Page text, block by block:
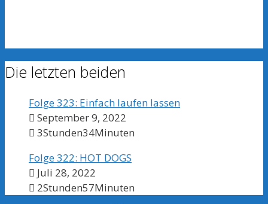
Die letzten beiden
Folge 323: Einfach laufen lassen
September 9, 2022
3Stunden34Minuten
Folge 322: HOT DOGS
Juli 28, 2022
2Stunden57Minuten